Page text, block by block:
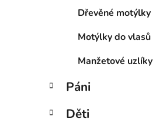
Dřevěné motýlky
Motýlky do vlasů
Manžetové uzlíky
Páni
Děti